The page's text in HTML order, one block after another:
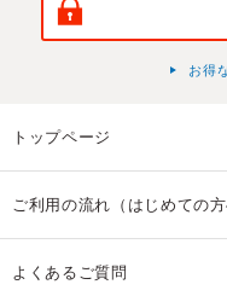
お得
トップページ
ご利用の流れ（はじめての方
よくあるご質問